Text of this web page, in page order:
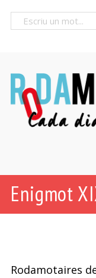
Enigmot
Rodamotaires